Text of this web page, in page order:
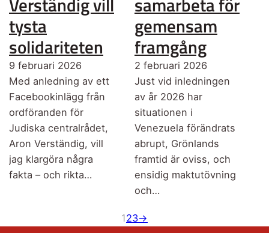
tysta
solidariteten
9 februari 2026
Med anledning av ett
Facebookinlägg från
ordföranden för
Judiska centralrådet,
Aron Verständig, vill
jag klargöra några
fakta – och rikta…
gemensam
framgång
2 februari 2026
Just vid inledningen
av år 2026 har
situationen i
Venezuela förändrats
abrupt, Grönlands
framtid är oviss, och
ensidig maktutövning
och…
123→